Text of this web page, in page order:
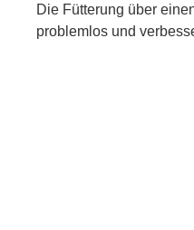
Die Fütterung über
problemlos und